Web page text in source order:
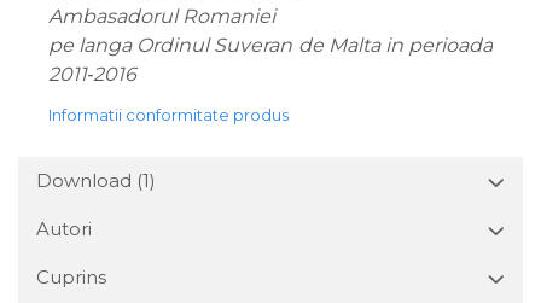
Ambasadorul Romaniei
pe langa Ordinul Suveran de Malta in perioada
2011‑2016
Informatii conformitate produs
Download (1)
Autori
Cuprins